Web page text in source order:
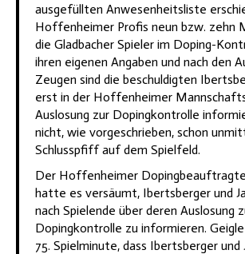
ausgefüllten Anwesenheitsliste
Hoffenheimer Profis neun bzw. zehn
die Gladbacher Spieler im Doping-
ihren eigenen Angaben und nach den
Zeugen sind die beschuldigten
erst in der Hoffenheimer
Auslosung zur Dopingkontrolle
nicht, wie vorgeschrieben, schon
Schlusspfiff auf dem Spielfeld.
Der Hoffenheimer
hatte es versäumt, Ibertsberger und
nach Spielende über deren Auslosung
Dopingkontrolle zu informieren.
75. Spielminute, dass Ibertsberger und